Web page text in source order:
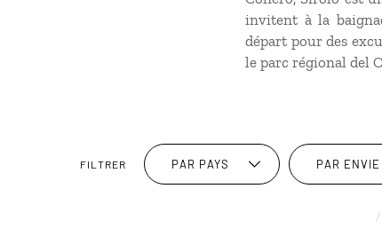
invitent à la
départ pour des
le parc régional del
FILTRER PAR PAYS PAR ENVIE